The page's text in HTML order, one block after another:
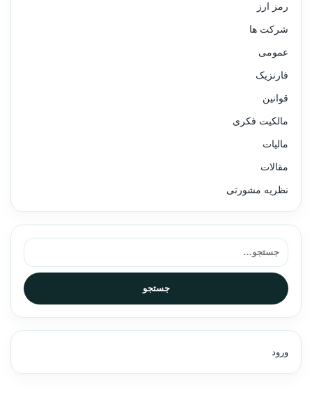
رمز ارز
شرکت ها
عمومی
فارنزیک
قوانین
مالکیت فکری
مالیات
مقالات
نظریه مشورتی
جستجو برای:
جستجو
ورود